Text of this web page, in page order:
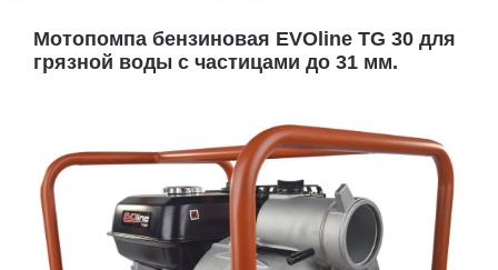
Мотопомпа бензиновая EVOline TG 30 для
грязной воды с частицами до 31 мм.